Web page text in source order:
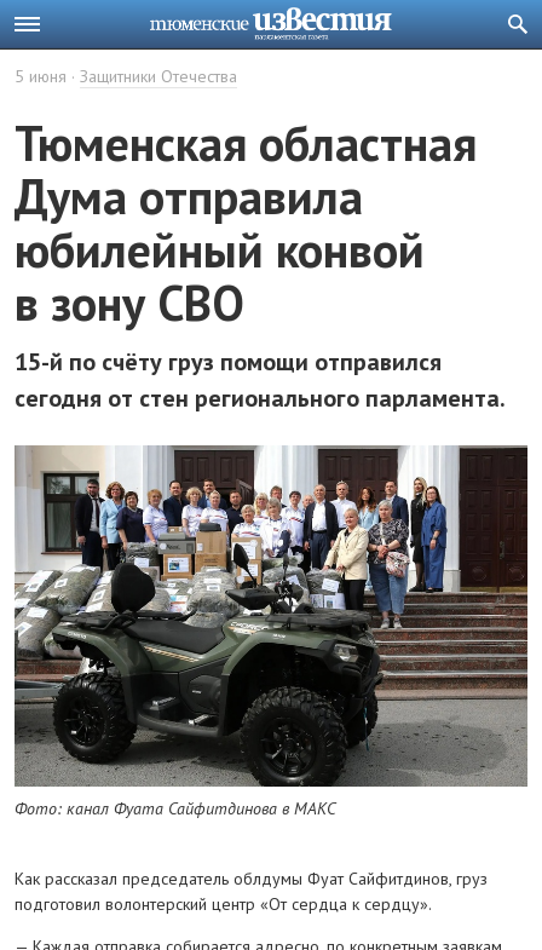
5 июня Защитники Отечества
Тюменская областная
Дума отправила
юбилейный конвой
в зону СВО
15-й по счёту груз помощи отправился
сегодня от стен регионального парламента.
Фото: канал Фуата Сайфитдинова в МАКС
Как рассказал председатель облдумы Фуат Сайфитдинов, груз
подготовил волонтерский центр «От сердца к сердцу».